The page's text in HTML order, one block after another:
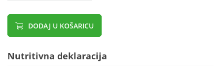
DODAJ U KOŠARICU
Nutritivna deklaracija